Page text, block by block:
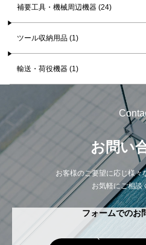
補要工具・機械周辺機器 (24)
ツール収納用品 (1)
輸送・荷役機器 (1)
お問い
お客様のご要望に応じ様々
お気軽にご相談
フォームでのお